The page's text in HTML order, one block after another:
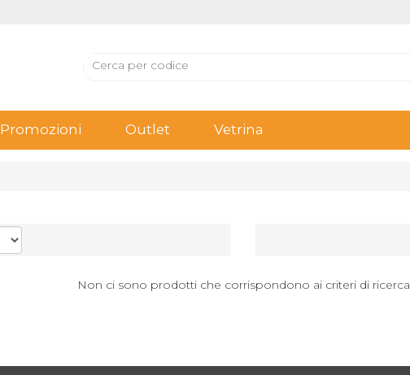
Promozioni Outlet Vetrina
Non ci sono prodotti che corrispondono ai criteri di ricerca